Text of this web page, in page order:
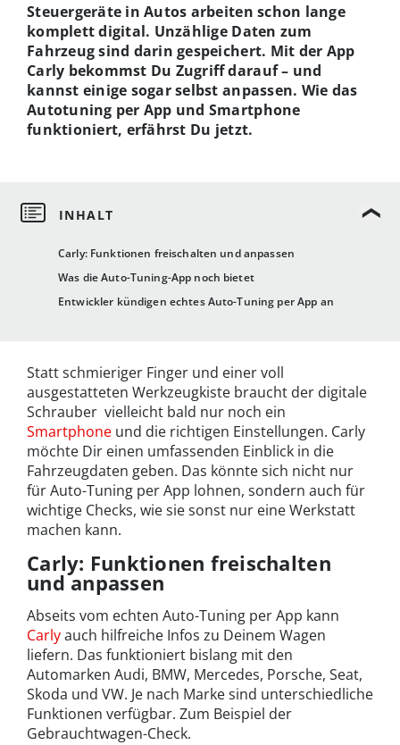
Carly: Funktionen freischalten und anpassen
Was die Auto-Tuning-App noch bietet
Entwickler kündigen echtes Auto-Tuning per App an
Steuergeräte in Autos arbeiten schon lange
komplett digital. Unzählige Daten zum
Fahrzeug sind darin gespeichert. Mit der App
Carly bekommst Du Zugriff darauf – und
kannst einige sogar selbst anpassen. Wie das
Autotuning per App und Smartphone
funktioniert, erfährst Du jetzt.
Statt schmieriger Finger und einer voll
ausgestatteten Werkzeugkiste braucht der digitale
Schrauber vielleicht bald nur noch ein
Smartphone und die richtigen Einstellungen. Carly
möchte Dir einen umfassenden Einblick in die
Fahrzeugdaten geben. Das könnte sich nicht nur
für Auto-Tuning per App lohnen, sondern auch für
wichtige Checks, wie sie sonst nur eine Werkstatt
machen kann.
Carly: Funktionen freischalten
und anpassen
Abseits vom echten Auto-Tuning per App kann
Carlyauch hilfreiche Infos zu Deinem Wagen
liefern. Das funktioniert bislang mit den
Automarken Audi, BMW, Mercedes, Porsche, Seat,
Skoda und VW. Je nach Marke sind unterschiedliche
Funktionen verfügbar. Zum Beispiel der
Gebrauchtwagen-Check.